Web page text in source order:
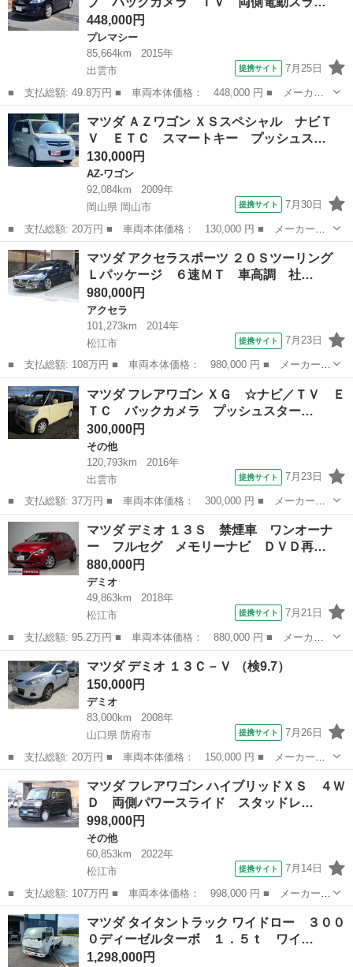
キーレス ■...
448,000円
プレマシー
85,664km
2015年
出雲市
提携サイト 7月25日
■ 支払総額: 49.8万円 ■ 車両本体価格： 448,000 円 ■ メーカー
名： マツダ ■ 車種名： プレマシー ■ グレード名： ２０Ｓ－
スカイアクティブ バックカメラ ＴＶ 両側電動スライドドア Ｈ
ＩＤ スマー...
島根 出雲市 プレマシー
マツダ ＡＺワゴン ＸＳスペシャル ナビＴ
Ｖ ＥＴＣ スマートキー プッシュス…
130,000円
AZ-ワゴン
92,084km
2009年
岡山県 岡山市
提携サイト 7月30日
■ 支払総額: 20万円 ■ 車両本体価格： 130,000 円 ■ メーカー
名： マツダ ■ 車種名： ＡＺワゴン ■ グレード名： ＸＳスペ
シャル ナビＴＶ ＥＴＣ スマートキー プッシュスタート 電動
格納ドアミラー ...
岡山 岡山市 AZ-ワゴン
マツダ アクセラスポーツ ２０Ｓツーリング
Ｌパッケージ ６速ＭＴ 車高調 社…
980,000円
アクセラ
101,273km
2014年
松江市
提携サイト 7月23日
■ 支払総額: 108万円 ■ 車両本体価格： 980,000 円 ■ メーカー
名： マツダ ■ 車種名： アクセラスポーツ ■ グレード名： ２
０Ｓツーリング Ｌパッケージ ６速ＭＴ 車高調 社外マフラー
ＢＯＳＥ 黒革...
島根 松江市 アクセラ
マツダ フレアワゴン ＸＧ ☆ナビ／ＴＶ Ｅ
ＴＣ バックカメラ プッシュスター…
300,000円
その他
120,793km
2016年
出雲市
提携サイト 7月23日
■ 支払総額: 37万円 ■ 車両本体価格： 300,000 円 ■ メーカー
名： マツダ ■ 車種名： フレアワゴン ■ グレード名： ＸＧ
☆ナビ／ＴＶ ＥＴＣ バックカメラ プッシュスタート スマート
キー オートエア...
島根 出雲市 その他
マツダ デミオ １３Ｓ 禁煙車 ワンオーナ
ー フルセグ メモリーナビ ＤＶＤ再…
880,000円
デミオ
49,863km
2018年
松江市
提携サイト 7月21日
■ 支払総額: 95.2万円 ■ 車両本体価格： 880,000 円 ■ メーカー
名： マツダ ■ 車種名： デミオ ■ グレード名： １３Ｓ 禁煙
車 ワンオーナー フルセグ メモリーナビ ＤＶＤ再生 ミュージ
ックプレイヤ...
島根 松江市 デミオ
マツダ デミオ １３Ｃ－Ｖ （検9.7）
150,000円
デミオ
83,000km
2008年
山口県 防府市
提携サイト 7月26日
■ 支払総額: 20万円 ■ 車両本体価格： 150,000 円 ■ メーカー
名： マツダ ■ 車種名： デミオ ■ グレード名： １３Ｃ－Ｖ
■ 排気量： 1300cc ■ ドア枚数： 5D ■ ミッション： CVT ■...
山口 防府市 デミオ
マツダ フレアワゴン ハイブリッドＸＳ ４Ｗ
Ｄ 両側パワースライド スタッドレ…
998,000円
その他
60,853km
2022年
松江市
提携サイト 7月14日
■ 支払総額: 107万円 ■ 車両本体価格： 998,000 円 ■ メーカー
名： マツダ ■ 車種名： フレアワゴン ■ グレード名： ハイブ
リッドＸＳ ４ＷＤ 両側パワースライド スタッドレスホイル付
き 夏タイヤ４本...
島根 松江市 その他
マツダ タイタントラック ワイドロー ３００
０ディーゼルターボ １．５ｔ ワイ…
1,298,000円